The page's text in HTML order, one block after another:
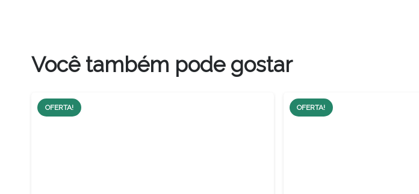
Você também pode gostar
OFERTA! OFERTA!